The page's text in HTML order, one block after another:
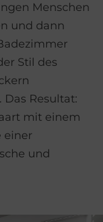
Menschen
und dann
Stil des
Resultat:
mit einem
einer
und